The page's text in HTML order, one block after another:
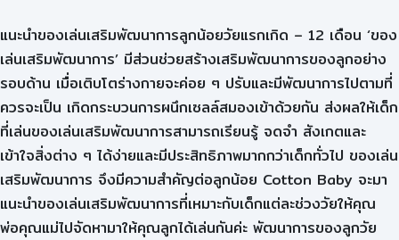
แนะนำของเล่นเสริมพัฒนาการลูกน้อยวัยแรกเกิด – 12 เดือน ‘ของ
เล่นเสริมพัฒนาการ’ มีส่วนช่วยสร้างเสริมพัฒนาการของลูกอย่าง
รอบด้าน เมื่อเติบโตร่างกายจะค่อย ๆ ปรับและมีพัฒนาการไปตามที่
ควรจะเป็น เกิดกระบวนการผนึกเซลล์สมองเข้าด้วยกัน ส่งผลให้เด็ก
ที่เล่นของเล่นเสริมพัฒนาการสามารถเรียนรู้ จดจำ สังเกตและ
เข้าใจสิ่งต่าง ๆ ได้ง่ายและมีประสิทธิภาพมากกว่าเด็กทั่วไป ของเล่น
เสริมพัฒนาการ จึงมีความสำคัญต่อลูกน้อย Cotton Baby จะมา
แนะนำของเล่นเสริมพัฒนาการที่เหมาะกับเด็กแต่ละช่วงวัยให้คุณ
พ่อคุณแม่ไปจัดหามาให้คุณลูกได้เล่นกันค่ะ พัฒนาการของลูกวัย